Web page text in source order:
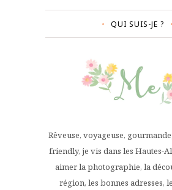
QUI SUIS-JE ?
Rêveuse, voyageuse,
friendly, je vis dans les Hautes-
aimer la photographie, la
région, les bonnes adresses,